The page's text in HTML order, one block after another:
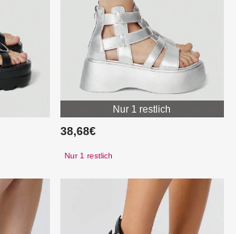
Nur 1 restlich
38,68€
Nur 1 restlich